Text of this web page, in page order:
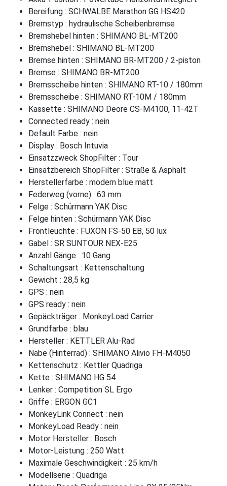
Bereifung : SCHWALBE Marathon GG HS420
Bremstyp : hydraulische Scheibenbremse
Bremshebel hinten : SHIMANO BL-MT200
Bremshebel : SHIMANO BL-MT200
Bremse hinten : SHIMANO BR-MT200 / 2-piston
Bremse : SHIMANO BR-MT200
Bremsscheibe hinten : SHIMANO RT-10 / 180mm
Bremsscheibe : SHIMANO RT-10M / 180mm
Kassette : SHIMANO Deore CS-M4100, 11-42T
Connected ready : nein
Default Farbe : nein
Display : Bosch Intuvia
Einsatzzweck ShopFilter : Tour
Einsatzbereich ShopFilter : Straße & Asphalt
Herstellerfarbe : modern blue matt
Federweg (vorne) : 63 mm
Felge : Schürmann YAK Disc
Felge hinten : Schürmann YAK Disc
Frontleuchte : FUXON FS-50 EB, 50 lux
Gabel : SR SUNTOUR NEX-E25
Anzahl Gänge : 10 Gang
Schaltungsart : Kettenschaltung
Gewicht : 28,5 kg
GPS : nein
GPS ready : nein
Gepäckträger : MonkeyLoad Carrier
Grundfarbe : blau
Hersteller : KETTLER Alu-Rad
Nabe (Hinterrad) : SHIMANO Alivio FH-M4050
Kettenschutz : Kettler Quadriga
Kette : SHIMANO HG 54
Lenker : Competition SL Ergo
Griffe : ERGON GC1
MonkeyLink Connect : nein
MonkeyLoad Ready : nein
Motor Hersteller : Bosch
Motor-Leistung : 250 Watt
Maximale Geschwindigkeit : 25 km/h
Modellserie : Quadriga